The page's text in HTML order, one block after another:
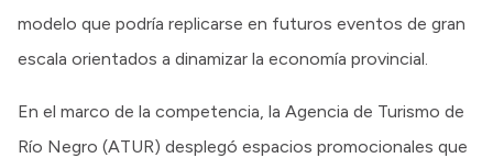
modelo que podría replicarse en futuros eventos de gran
escala orientados a dinamizar la economía provincial.
En el marco de la competencia, la Agencia de Turismo de
Río Negro (ATUR) desplegó espacios promocionales que